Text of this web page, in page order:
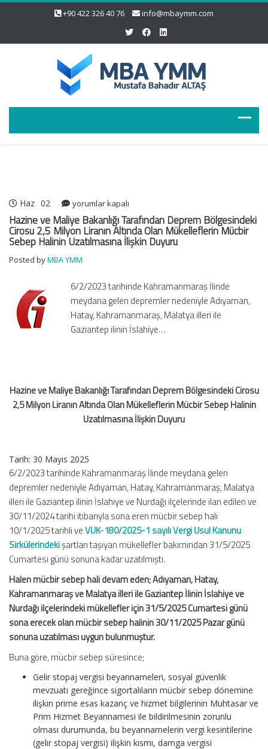
+90 422 326 40 76 info@mbaymm.com
Haz 02
Hazine
ve
Maliye
Bakanlığı
Deprem
Cirosu
2,5
Milyon
Liranın
Sebep
Halinin
Uzatılmasına
için
yorumlar kapalı
Hazine ve Maliye Bakanlığı Tarafından Deprem Bölgesindeki
Cirosu 2,5 Milyon Liranın Altında Olan Mükelleflerin Mücbir
Sebep Halinin Uzatılmasına İlişkin Duyuru
Posted byMBA YMM
6/2/2023 tarihinde Kahramanmaraş İlinde
meydana gelen depremler nedeniyle Adıyaman,
Hatay, Kahramanmaraş, Malatya illeri ile
Gaziantep ilinin İslahiye…
Hazine ve Maliye Bakanlığı Tarafından Deprem Bölgesindeki Cirosu
2,5 Milyon Liranın Altında Olan Mükelleflerin Mücbir Sebep Halinin
Uzatılmasına İlişkin Duyuru
Tarih: 30 Mayıs 2025
6/2/2023 tarihinde Kahramanmaraş İlinde meydana gelen
depremler nedeniyle Adıyaman, Hatay, Kahramanmaraş, Malatya
illeri ile Gaziantep ilinin İslahiye ve Nurdağı ilçelerinde ilan edilen ve
30/11/2024 tarihi itibarıyla sona eren mücbir sebep hali
10/1/2025 tarihli veVUK-180/2025-1 sayılı Vergi Usul Kanunu
Sirkülerindekişartları taşıyan mükellefler bakımından 31/5/2025
Cumartesi günü sonuna kadar uzatılmıştı.
Halen mücbir sebep hali devam eden; Adıyaman, Hatay,
Kahramanmaraş ve Malatya illeri ile Gaziantep İlinin İslahiye ve
Nurdağı ilçelerindeki mükellefler için 31/5/2025 Cumartesi günü
sona erecek olan mücbir sebep halinin 30/11/2025 Pazar günü
sonunauzatılması uygun bulunmuştur.
Buna göre, mücbir sebep süresince;
Gelir stopaj vergisi beyannameleri, sosyal güvenlik
mevzuatı gereğince sigortalıların mücbir sebep dönemine
ilişkin prime esas kazanç ve hizmet bilgilerinin Muhtasar ve
Prim Hizmet Beyannamesi ile bildirilmesinin zorunlu
olması durumunda, bu beyannamelerin vergi kesintilerine
(gelir stopaj vergisi) ilişkin kısmı, damga vergisi